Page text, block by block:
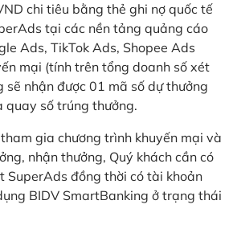
chi tiêu bằng thẻ ghi nợ quốc tế
tại các nền tảng quảng cáo
Ads, TikTok Ads, Shopee Ads
mại (tính trên tổng doanh số xét
sẽ nhận được 01 mã số dự thưởng
quay số trúng thưởng.
gia chương trình khuyến mại và
nhận thưởng, Quý khách cần có
SuperAds đồng thời có tài khoản
BIDV SmartBanking ở trạng thái